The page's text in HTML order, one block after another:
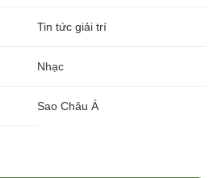
Tin tức giải trí
Nhạc
Sao Châu Á